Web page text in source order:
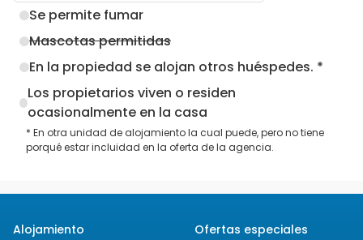
Se permite fumar
Mascotas permitidas
En la propiedad se alojan otros huéspedes. *
Los propietarios viven o residen
ocasionalmente en la casa
* En otra unidad de alojamiento la cual puede, pero no tiene
porqué estar incluidad en la oferta de la agencia.
Alojamiento Ofertas especiales